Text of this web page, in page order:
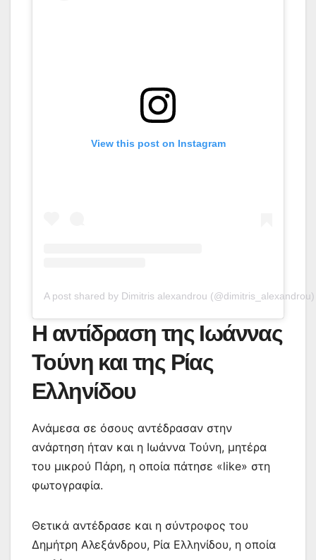
View this post on Instagram
A post shared by Dimitris alexandrou (@dimitris_alexandrou)
Η αντίδραση της Ιωάννας
Τούνη και της Ρίας
Ελληνίδου
Ανάμεσα σε όσους αντέδρασαν στην
ανάρτηση ήταν και η Ιωάννα Τούνη, μητέρα
του μικρού Πάρη, η οποία πάτησε «like» στη
φωτογραφία.
Θετικά αντέδρασε και η σύντροφος του
Δημήτρη Αλεξάνδρου, Ρία Ελληνίδου, η οποία